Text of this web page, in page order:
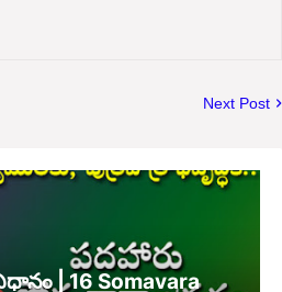
Next Post
| 16 Somavara